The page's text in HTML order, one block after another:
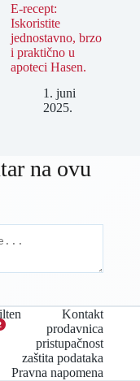
E-recept:
Iskoristite
jednostavno, brzo
i praktično u
apoteci Hasen.
1. juni
2025.
na ovu
Kontakt
prodavnica
pristupačnost
zaštita podataka
Pravna napomena